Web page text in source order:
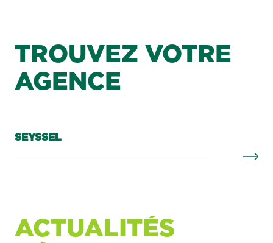
TROUVEZ VOTRE
AGENCE
SEYSSEL
ACTUALITÉS